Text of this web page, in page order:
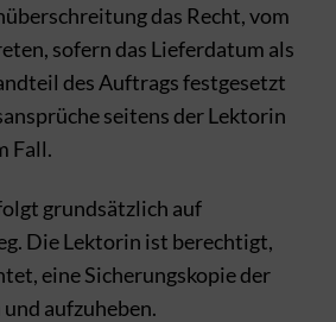
das Recht, vom
sofern das Lieferdatum als
des Auftrags festgesetzt
seitens der Lektorin
Fall.
grundsätzlich auf
Die Lektorin ist berechtigt,
eine Sicherungskopie der
aufzuheben.